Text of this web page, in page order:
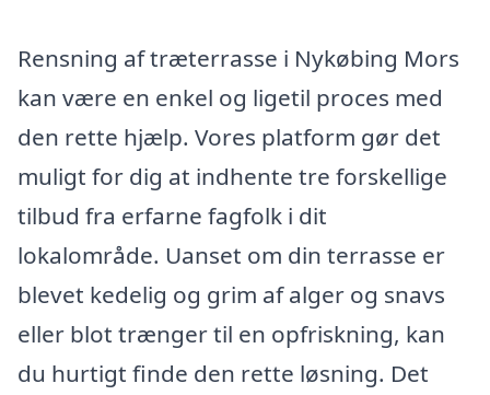
Rensning af træterrasse i Nykøbing Mors
kan være en enkel og ligetil proces med
den rette hjælp. Vores platform gør det
muligt for dig at indhente tre forskellige
tilbud fra erfarne fagfolk i dit
lokalområde. Uanset om din terrasse er
blevet kedelig og grim af alger og snavs
eller blot trænger til en opfriskning, kan
du hurtigt finde den rette løsning. Det